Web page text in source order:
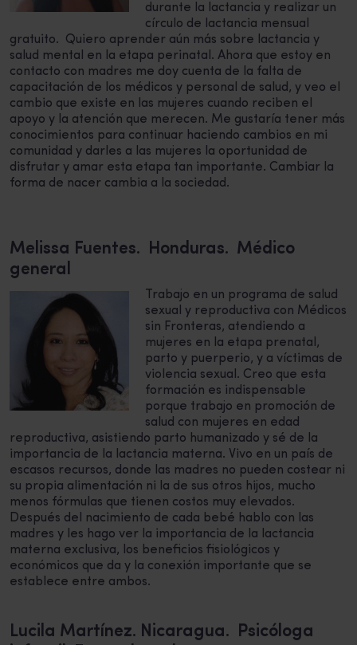
durante la lactancia y realizar un
círculo de lactancia mensual
gratuito. Quiero aprender aún más sobre lactancia y
salud mental en la etapa perinatal. Ahora que estoy en
contacto con madres me doy cuenta de la falta de
capacitación de los médicos y personal de salud, y veo el
cambio que existe en las mujeres cuando reciben el
apoyo y la atención que merecen. Me gustaría tener más
conocimientos para continuar haciendo cambios en mi
comunidad y darles a las mujeres la oportunidad de
disfrutar y amar esta etapa tan importante. Cambiar la
forma de nacer cambia a la sociedad.
Melissa Fuentes. Honduras. Médico
general
Trabajo en un programa de salud
sexual y reproductiva con Médicos
sin Fronteras, atendiendo a
mujeres en la etapa prenatal,
parto y puerperio, y a víctimas de
violencia sexual. Creo que esta
formación es indispensable
porque trabajo en promoción de
salud con mujeres en edad
reproductiva, asistiendo parto humanizado y sé de la
importancia de la lactancia materna. Vivo en un país de
escasos recursos, donde las madres no pueden costear ni
su propia alimentación ni la de sus otros hijos, mucho
menos fórmulas que tienen costos muy elevados.
Después del nacimiento de cada bebé hablo con las
madres y les hago ver la importancia de la lactancia
materna exclusiva, los beneficios fisiológicos y
económicos que da y la conexión importante que se
establece entre ambos.
Lucila Martínez. Nicaragua. Psicóloga